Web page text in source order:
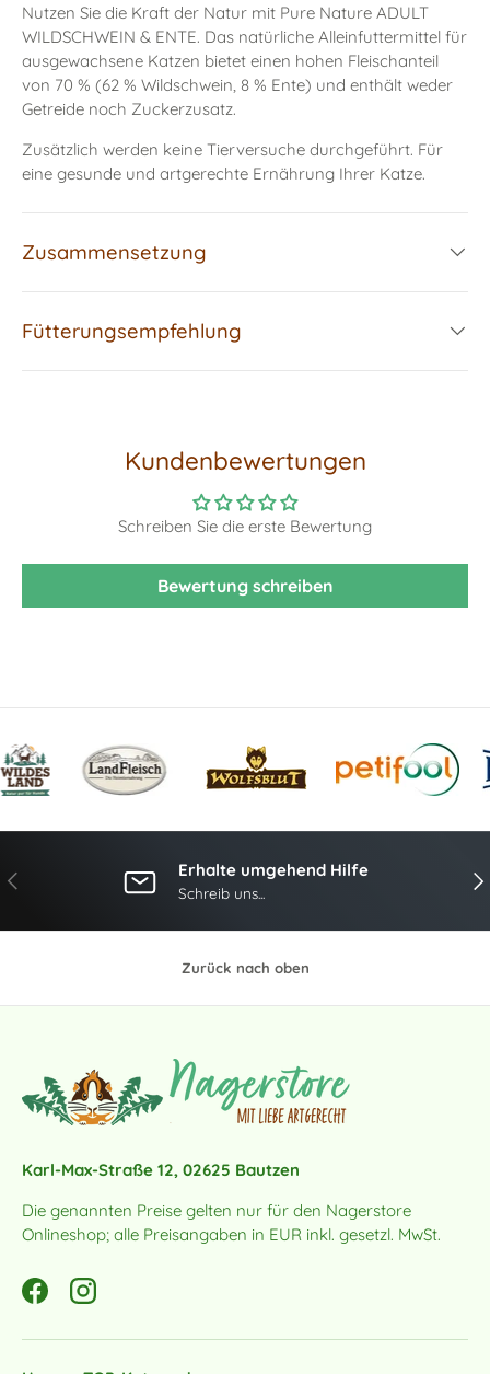
Nutzen Sie die Kraft der Natur mit Pure Nature ADULT
WILDSCHWEIN & ENTE. Das natürliche Alleinfuttermittel für
ausgewachsene Katzen bietet einen hohen Fleischanteil
von 70 % (62 % Wildschwein, 8 % Ente) und enthält weder
Getreide noch Zuckerzusatz.
Zusätzlich werden keine Tierversuche durchgeführt. Für
eine gesunde und artgerechte Ernährung Ihrer Katze.
Zusammensetzung
Fütterungsempfehlung
Kundenbewertungen
Schreiben Sie die erste Bewertung
Bewertung schreiben
Vorherige Erhalte umgehend Hilfe
Schreib uns...
Zurück nach oben
Karl-Max-Straße 12, 02625 Bautzen
Die genannten Preise gelten nur für den Nagerstore
Onlineshop; alle Preisangaben in EUR inkl. gesetzl. MwSt.
FacebookInstagram